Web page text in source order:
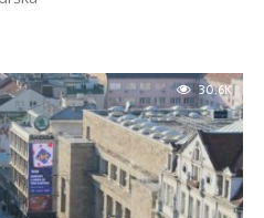
30.6K